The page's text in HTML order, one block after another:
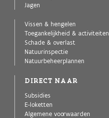
Jagen
Vissen & hengelen
Toegankelijkheid & activiteiten
Schade & overlast
Natuurinspectie
Natuurbeheerplannen
DIRECT NAAR
Subsidies
E-loketten
Algemene voorwaarden